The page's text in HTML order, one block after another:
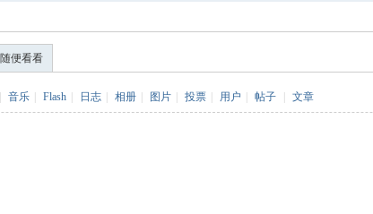
随便看看
音乐 Flash 日志 相册 图片 投票 用户 帖子 文章